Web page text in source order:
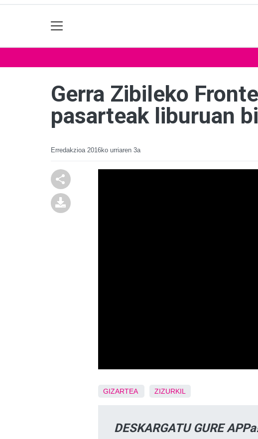
Gerra Zibileko
pasarteak liburuan
Erredakzioa 2016ko urriaren 3a
GIZARTEA ZIZURKIL
DESKARGATU GURE